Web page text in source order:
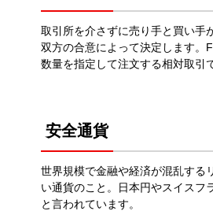
取引所を介さずに売り手と買い手
双方の合意によって決定します。
数量を指定して注文する相対取引
安全通貨
世界規模で金融や経済が混乱する
い通貨のこと。日本円やスイスフ
と言われています。